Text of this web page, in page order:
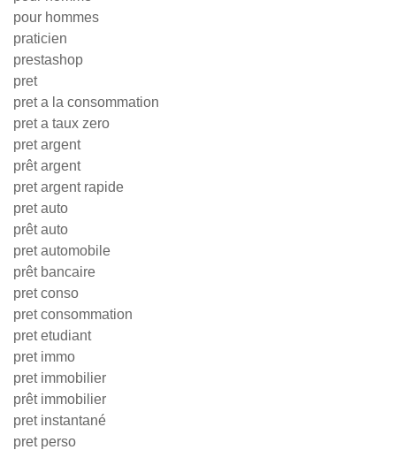
pour hommes
praticien
prestashop
pret
pret a la consommation
pret a taux zero
pret argent
prêt argent
pret argent rapide
pret auto
prêt auto
pret automobile
prêt bancaire
pret conso
pret consommation
pret etudiant
pret immo
pret immobilier
prêt immobilier
pret instantané
pret perso